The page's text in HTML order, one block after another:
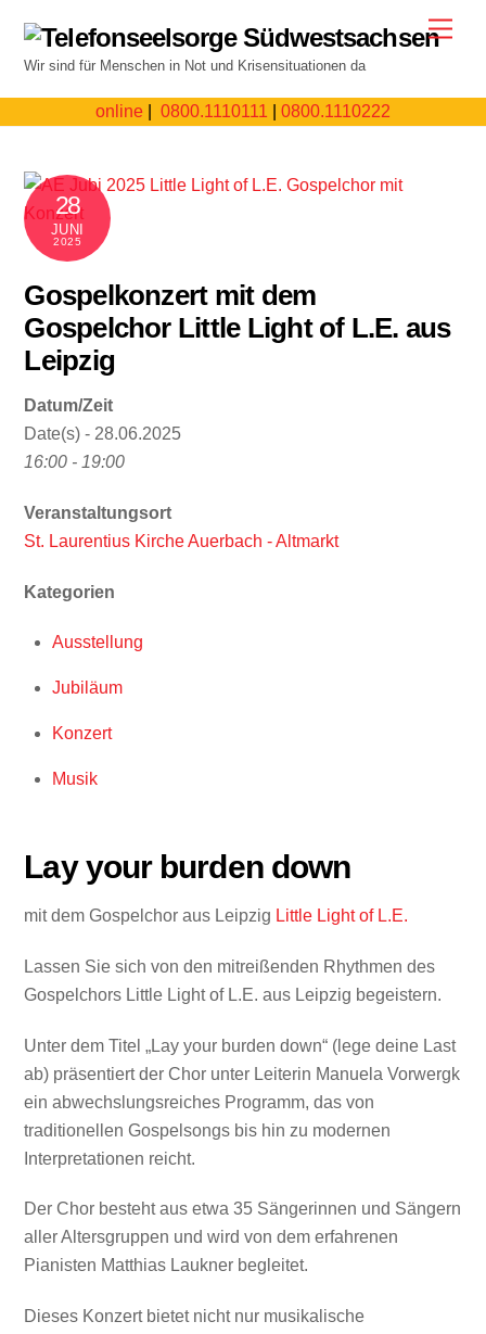
content
Wir sind für Menschen in Not und Krisensituationen da
online 0800.1110111 0800.1110222
28
JUNI
2025
Gospelkonzert mit dem
Gospelchor Little Light of L.E. aus
Leipzig
Datum/Zeit
Date(s) - 28.06.2025
16:00 - 19:00
Veranstaltungsort
St. Laurentius Kirche Auerbach - Altmarkt
Kategorien
Ausstellung
Jubiläum
Konzert
Musik
Lay your burden down
mit dem Gospelchor aus Leipzig Little Light of L.E.
Lassen Sie sich von den mitreißenden Rhythmen des
Gospelchors Little Light of L.E. aus Leipzig begeistern.
Unter dem Titel „Lay your burden down“ (lege deine Last
ab) präsentiert der Chor unter Leiter​​in Manuela Vorwergk
ein abwechslungsreiches Programm, das von
traditionellen Gospelsongs bis hin zu modernen
Interpretationen reicht.
Der Chor besteht aus etwa 35 Sängerinnen und Sängern
aller Altersgruppen und wird von dem erfahrenen
Pianisten Matthias Laukner begleitet.
Dieses Konzert bietet nicht nur musikalische